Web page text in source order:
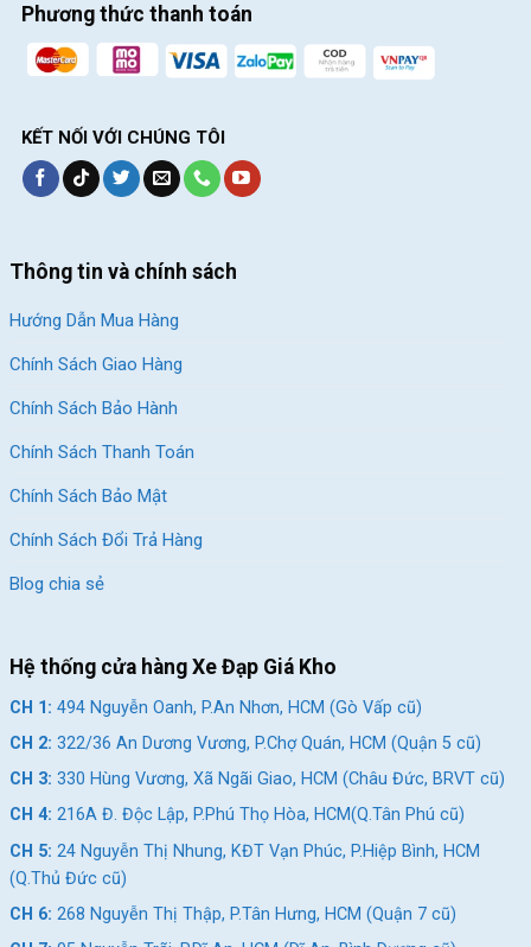
Phương thức thanh toán
KẾT NỐI VỚI CHÚNG TÔI
Thông tin và chính sách
Hướng Dẫn Mua Hàng
Chính Sách Giao Hàng
Chính Sách Bảo Hành
Chính Sách Thanh Toán
Chính Sách Bảo Mật
Chính Sách Đổi Trả Hàng
Blog chia sẻ
Hệ thống cửa hàng Xe Đạp Giá Kho
CH 1: 494 Nguyễn Oanh, P.An Nhơn, HCM (Gò Vấp cũ)
CH 2: 322/36 An Dương Vương, P.Chợ Quán, HCM (Quận 5 cũ)
CH 3: 330 Hùng Vương, Xã Ngãi Giao, HCM (Châu Đức, BRVT cũ)
CH 4: 216A Đ. Độc Lập, P.Phú Thọ Hòa, HCM(Q.Tân Phú cũ)
CH 5: 24 Nguyễn Thị Nhung, KĐT Vạn Phúc, P.Hiệp Bình, HCM
(Q.Thủ Đức cũ)
CH 6: 268 Nguyễn Thị Thập, P.Tân Hưng, HCM (Quận 7 cũ)